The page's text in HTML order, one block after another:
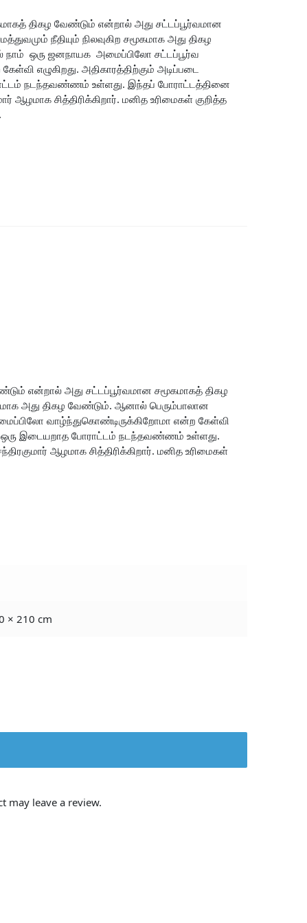
திகழ வேண்டும் என்றால் அது சட்டப்பூர்வமான
நீதியும் நிலவுகிற சமூகமாக அது திகழ
நாம் ஒரு ஜனநாயக அமைப்பிலோ சட்டப்பூர்வ
எழுகிறது. அதிகாரத்திற்கும் அடிப்படை
நடந்தவண்ணம் உள்ளது. இந்தப் போராட்டத்தினை
ஆழமாக சித்திரிக்கிறார். மனித உரிமைகள் குறித்த
என்றால் அது சட்டப்பூர்வமான சமூகமாகத் திகழ
அது திகழ வேண்டும். ஆனால் பெரும்பாலான
வாழ்ந்துகொண்டிருக்கிறோமா என்ற கேள்வி
ஒரு இடையறாத போராட்டம் நடந்தவண்ணம் உள்ளது.
ஆழமாக சித்திரிக்கிறார். மனித உரிமைகள்
× 210 cm
may leave a review.